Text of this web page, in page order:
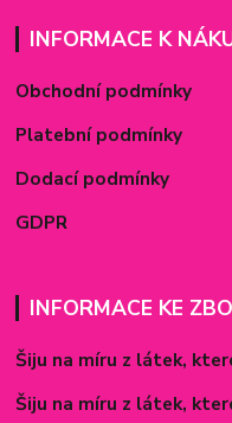
INFORMACE K
Obchodní podmínky
Platební podmínky
Dodací podmínky
GDPR
INFORMACE KE
Šiju na míru z látek,
Šiju na míru z látek,